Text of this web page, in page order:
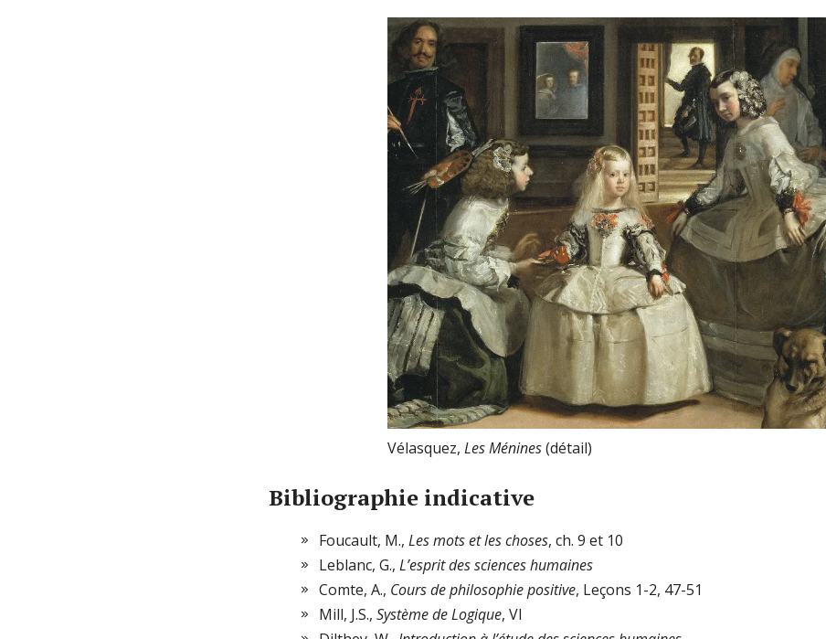
Vélasquez, Les Ménines(détail)
Bibliographie indicative
Foucault, M., Les mots et les choses, ch. 9 et 10
Leblanc, G., L’esprit des sciences humaines
Comte, A., Cours de philosophie positive, Leçons 1-2, 47-51
Mill, J.S., Système de Logique, VI